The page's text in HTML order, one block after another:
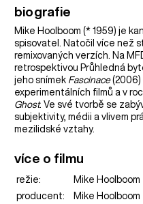
biografie
Mike Hoolboom (* 1959) je
spisovatel. Natočil více než
remixovaných verzích. Na
retrospektivou Průhledná
jeho snímek Fascinace(2006)
experimentálních filmů a v
Ghost. Ve své tvorbě se
subjektivity, médii a vlivem
mezilidské vztahy.
více o filmu
režie:
Mike Hoolboom
producent:
Mike Hoolboom